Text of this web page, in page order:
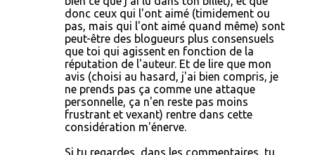
donc ceux qui l'ont aimé (timidement ou
pas, mais qui l'ont aimé quand même) sont
peut-être des blogueurs plus consensuels
que toi qui agissent en fonction de la
réputation de l'auteur. Et de lire que mon
avis (choisi au hasard, j'ai bien compris, je
ne prends pas ça comme une attaque
personnelle, ça n'en reste pas moins
frustrant et vexant) rentre dans cette
considération m'énerve.
Si tu regardes, dans les commentaires, tu